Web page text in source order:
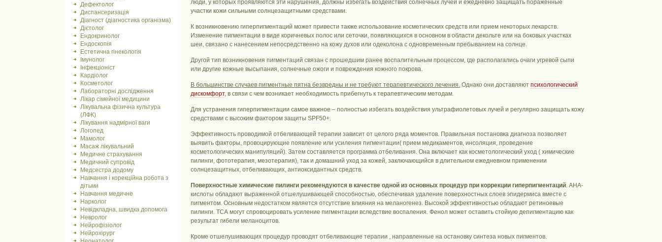
Дефектолог
Диспансеризація
Діагност (діагностика організма)
Дієтолог
Ендокринолог
Ендоскопія
Естетична гінекологія
Імунолог
Інфекціоніст
Кардіолог
Косметолог
Лабораторні дослідження
Лікар сімейної медицини
Лікувальна фізична культура
(ЛФК)
Лікування надмірної ваги
Логопед
Мамолог
Масаж лікувальний
Медичне страхування
Медичний супровід
Медсестра додому
Навчання і корекційна робота з
дітьми
Навчання медичне
Нарколог
Невідкладна, швидка допомога
Невролог
Нейрофізіолог
Нейрохірург
люди, у которых проявляются эти нарушения, должны избегать воздействия солнечных лучей и ежедневно защищать пораженные
участки кожи сильными солнцезащитными средствами.
К возникновению гиперпигментаций может привести также использование косметических средств или прием некоторых лекарств.
Изменение пигментации в виде коричневых полос или сеточки, появляющихся в основном в области декольте или на боковых участках
шеи, связано с нанесением непосредственно на кожу духов или одеколона с одновременным пребыванием на солнце.
Другой тип возникновения пигментаций связан с прошедшим ранее воспалительным процессом, где располагались очаги угревой сыпи
или другие кожные высыпания, солнечные ожоги и повреждения кожного покрова.
В большинстве случаев пигментные пятна безвредны и не требуют терапевтического лечения. Однако они доставляют психологический
дискомфорт, в связи с чем возникает необходимость прибегнуть к терапевтическим методам.
Для устранения гиперпигментации самое важное – полностью избегать воздействия ультрафиолетовых лучей и регулярно защищать кожу
средствами с высоким фактором защиты SPF50+.
Эффективность проводимой отбеливающей терапии зависит от целого ряда моментов. Правильная постановка диагноза позволяет
выявить факторы, провоцирующие появление или усиления пигментации( прием медикаментов, инсоляция, проведение
косметологических манипуляций). Затем составляется программа отбеливания. Она включает как косметологический уход ( химические
пилинги, фототерапия, мезотерапия), так и домашний уход за кожей, заключающийся в длительном ежедневном применении
солнцезащитных, отбеливающих, антиоксидантных средств.
Поверхностные химические пилинги рекомендуются в качестве одной из основных процедур при коррекции гиперпигментаций. АНА-
кислоты обладают выраженной отшелушивающей способностью, обеспечивая удаление поверхностных слоев эпидермиса вместе с
пигментом. Основным недостатком является отсутствие влияния на меланогенез. Высокой эффективностью обладают ретиноевые
пилинги. ТСА могут спровоцировать усиление пигментации вследствие воспаления. Фенол может оставить стойкую депигментацию как
результат гибели меланоцитов.
Кроме отшелушивающих процедур проводят отбеливающие терапии , направленные на остановку синтеза новых пигментов.